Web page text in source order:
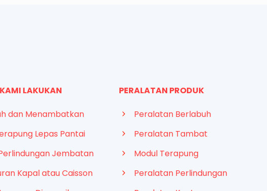
LAKUKAN
dan Menambatkan
Lepas Pantai
Jembatan
Kapal atau Caisson
PERALATAN PRODUK
Peralatan Berlabuh
Peralatan Tambat
Modul Terapung
Peralatan Perlindungan